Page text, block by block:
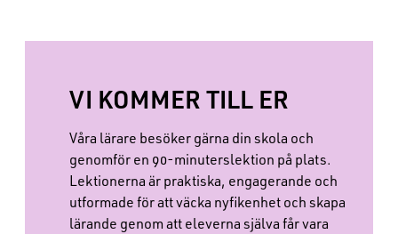
VI KOMMER TILL ER
Våra lärare besöker gärna din skola och
genomför en 90-minuterslektion på plats.
Lektionerna är praktiska, engagerande och
utformade för att väcka nyfikenhet och skapa
lärande genom att eleverna själva får vara